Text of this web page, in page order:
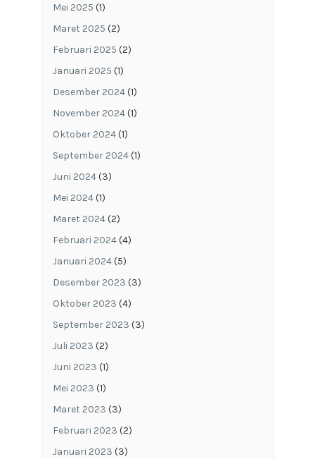
Mei 2025 (1)
Maret 2025 (2)
Februari 2025 (2)
Januari 2025 (1)
Desember 2024(1)
November 2024(1)
Oktober 2024(1)
September 2024(1)
Juni 2024(3)
Mei 2024(1)
Maret 2024(2)
Februari 2024(4)
Januari 2024(5)
Desember 2023 (3)
Oktober 2023 (4)
September 2023 (3)
Juli 2023 (2)
Juni 2023 (1)
Mei 2023 (1)
Maret 2023 (3)
Februari 2023 (2)
Januari 2023 (3)